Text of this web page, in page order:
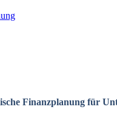
Finanzplanung für